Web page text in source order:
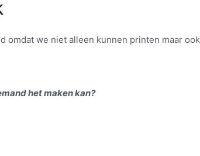
omdat we niet alleen kunnen printen maar ook
het maken kan?